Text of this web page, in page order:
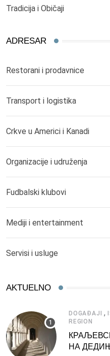
Tradicija i Običaji
ADRESAR
Restorani i prodavnice
Transport i logistika
Crkve u Americi i Kanadi
Organizacije i udruženja
Fudbalski klubovi
Mediji i entertainment
Servisi i usluge
AKTUELNO
DOGAĐAJI ,
REGION
НА